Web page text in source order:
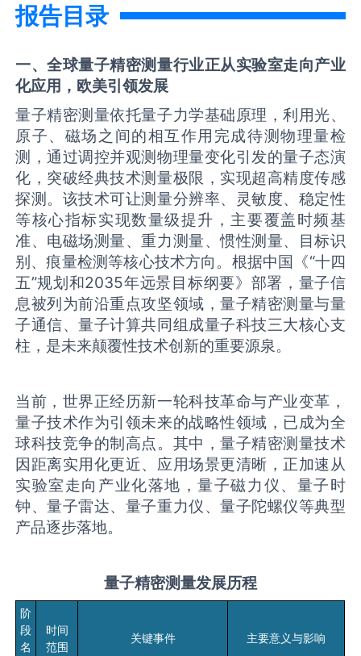
报告目录
一、全球量子精密测量行业正从实验室走向产业
化应用，欧美引领发展
量子精密测量依托量子力学基础原理，利用光、
原子、磁场之间的相互作用完成待测物理量检
测，通过调控并观测物理量变化引发的量子态演
化，突破经典技术测量极限，实现超高精度传感
探测。该技术可让测量分辨率、灵敏度、稳定性
等核心指标实现数量级提升，主要覆盖时频基
准、电磁场测量、重力测量、惯性测量、目标识
别、痕量检测等核心技术方向。根据中国《“十四
五”规划和2035年远景目标纲要》部署，量子信
息被列为前沿重点攻坚领域，量子精密测量与量
子通信、量子计算共同组成量子科技三大核心支
柱，是未来颠覆性技术创新的重要源泉。
当前，世界正经历新一轮科技革命与产业变革，
量子技术作为引领未来的战略性领域，已成为全
球科技竞争的制高点。其中，量子精密测量技术
因距离实用化更近、应用场景更清晰，正加速从
实验室走向产业化落地，量子磁力仪、量子时
钟、量子雷达、量子重力仪、量子陀螺仪等典型
产品逐步落地。
量子精密测量发展历程
阶
段
名
时间
范围
关键事件 主要意义与影响